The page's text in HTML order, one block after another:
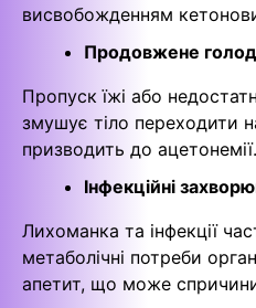
висвобожденням
Продовжене
Пропуск їжі або
змушує тіло переходити
призводить до ацетонемії.
Інфекційні
Лихоманка та інфекції
метаболічні потреби
апетит, що може